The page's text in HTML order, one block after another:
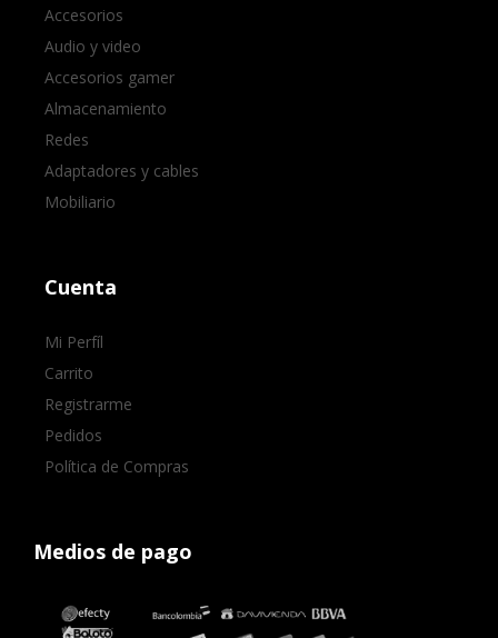
Accesorios
Audio y video
Accesorios gamer
Almacenamiento
Redes
Adaptadores y cables
Mobiliario
Cuenta
Mi Perfíl
Carrito
Registrarme
Pedidos
Política de Compras
Medios de pago